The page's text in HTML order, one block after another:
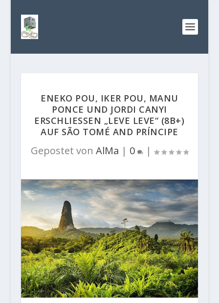
ENEKO POU, IKER POU, MANU
PONCE UND JORDI CANYI
ERSCHLIESSEN „LEVE LEVE“ (8B+) A
UF SÃO TOMÉ AND PRÍNCIPE
Gepostet von AlMa | 0 |